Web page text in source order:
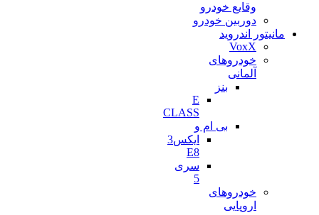
وقایع خودرو
دوربین خودرو
مانیتور اندروید
VoxX
خودروهای
آلمانی
بنز
E
CLASS
بی ام و
ایکس3
E8
سری
5
خودروهای
اروپایی